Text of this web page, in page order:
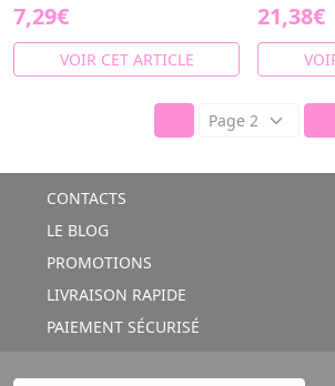
7,29€
VOIR CET ARTICLE
21,38€
CONTACTS
LE BLOG
PROMOTIONS
LIVRAISON RAPIDE
PAIEMENT SÉCURISÉ